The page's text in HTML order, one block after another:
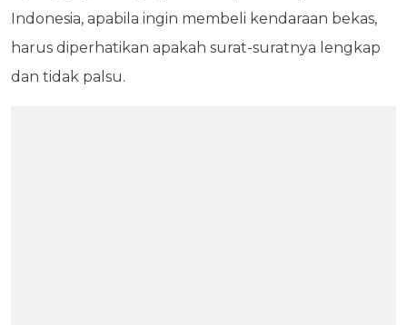
Indonesia, apabila ingin membeli kendaraan bekas,
harus diperhatikan apakah surat-suratnya lengkap
dan tidak palsu.